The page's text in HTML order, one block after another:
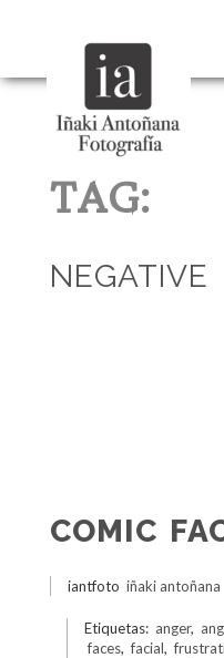
TAG:
NEGATIVE
COMIC
iantfoto iñaki antoñana
Etiquetas: anger,
faces, facial,